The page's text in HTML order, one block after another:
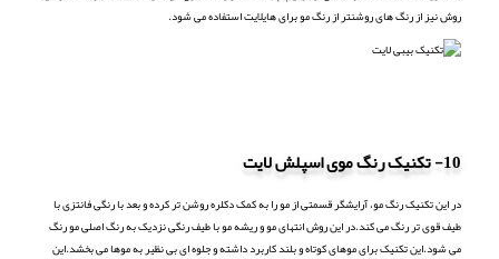
روش نیز از رنگ های روشنتر از رنگ مو برای هایلایت استفاده می شود.
10- تکنیک رنگ موی اسپلش لایت
در این تکنیک رنگ مو، آرایشگر قسمتی از مو را به کمک دکلره روشن تر کرده و بعد با رنگی فانتزی با
طیف قوی تر رنگ می کند.در این روش انتهای مو و ریشه مو با طیف رنگی نزدیک به رنگ اصلی مو رنگ
می شود.این تکنیک برای موهای کوتاه و بلند کاربرد داشته و جلوه ای بی نظیر به موها می بخشد.این